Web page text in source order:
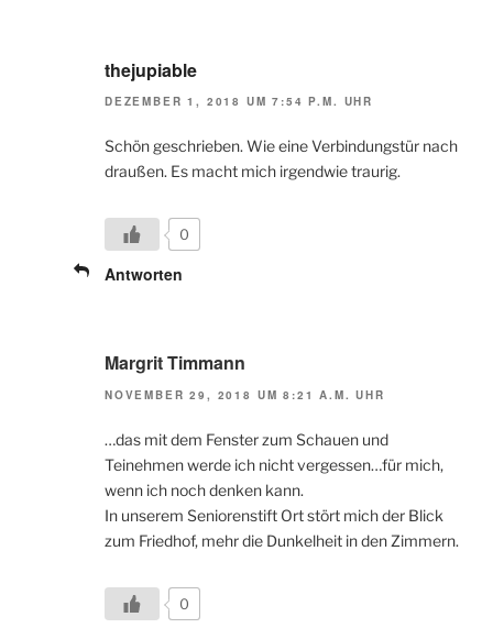
thejupiable
DEZEMBER 1, 2018 UM 7:54 P.M. UHR
Schön geschrieben. Wie eine Verbindungstür nach
draußen. Es macht mich irgendwie traurig.
0
Antworten
Margrit Timmann
NOVEMBER 29, 2018 UM 8:21 A.M. UHR
…das mit dem Fenster zum Schauen und
Teinehmen werde ich nicht vergessen…für mich,
wenn ich noch denken kann.
In unserem Seniorenstift Ort stört mich der Blick
zum Friedhof, mehr die Dunkelheit in den Zimmern.
0